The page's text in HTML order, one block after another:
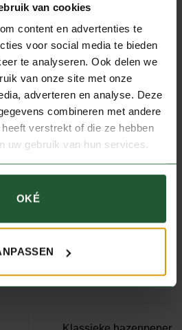
van cookies
content en advertenties te
voor social media te bieden
te analyseren. Ook delen we
van onze site met onze
adverteren en analyse. Deze
combineren met andere
verstrekt of die ze hebben
uw gebruik van hun services.
OKÉ
daarbij het wildfond en stoof zeker 1
dan de wortel, knolselderij,
toe. Laat nog ongeveer 15
op smaak met peper en zout.
graden.
met het vlees. Bedek de schaaltjes met
Snijd het randje er vanaf en druk het
losgeklopt ei en bak het in circa 15